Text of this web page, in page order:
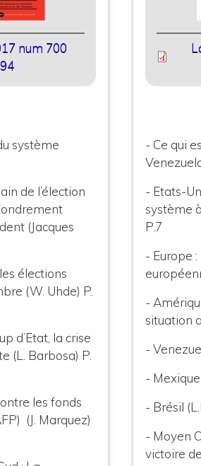
num 700
système
de l’élection
(Jacques
élections
(W. Uhde) P.
d’Etat, la crise
(L. Barbosa) P.
les fonds
(J. Marquez)
- Ce qui
- Etats-
système
P.7
- Europe
-
situation
-
-
- Brésil
- Moyen
victoire